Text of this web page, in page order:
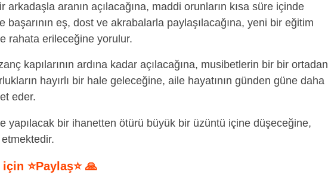
arkadaşla aranın açılacağına, maddi orunların kısa süre içinde
başarının eş, dost ve akrabalarla paylaşılacağına, yeni bir eğitim
rahata erileceğine yorulur.
kapılarının ardına kadar açılacağına, musibetlerin bir bir ortadan
hayırlı bir hale geleceğine, aile hayatının günden güne daha
eder.
yapılacak bir ihanetten ötürü büyük bir üzüntü içine düşeceğine,
etmektedir.
⭐Paylaş⭐ 🙏